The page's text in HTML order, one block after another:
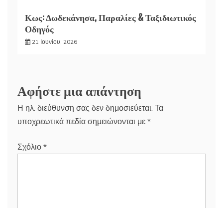
Κως: Δωδεκάνησα, Παραλίες & Ταξιδιωτικός
Οδηγός
21 Ιουνίου, 2026
Αφήστε μια απάντηση
Η ηλ. διεύθυνση σας δεν δημοσιεύεται. Τα
υποχρεωτικά πεδία σημειώνονται με *
Σχόλιο *